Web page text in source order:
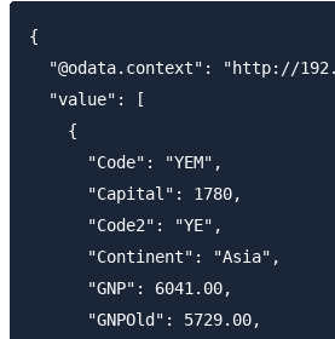
{
"@odata.context": "http://
  "value": [
    {
      "Code": "YEM",
      "Capital": 1780,
      "Code2": "YE",
      "Continent": "Asia",
      "GNP": 6041.00,
      "GNPOld": 5729.00,